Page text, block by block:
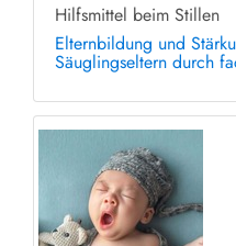
Hilfsmittel beim Stillen
Elternbildung und
Säuglingseltern durch